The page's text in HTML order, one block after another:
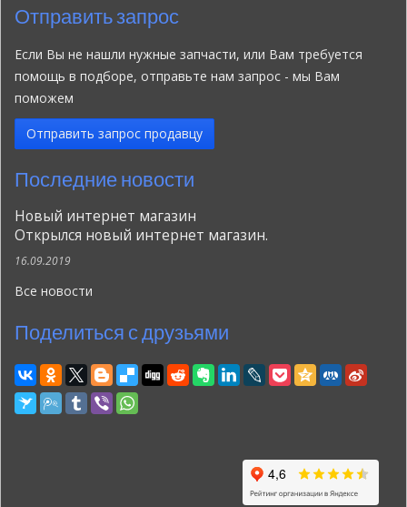
Отправить запрос
Если Вы не нашли нужные запчасти, или Вам требуется
помощь в подборе, отправьте нам запрос - мы Вам
поможем
Отправить запрос продавцу
Последние новости
Новый интернет магазин
Открылся новый интернет магазин.
16.09.2019
Все новости
Поделиться с друзьями